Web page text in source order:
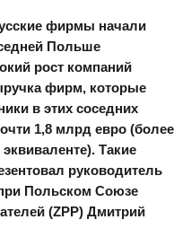
фирмы начали
Польше
рост компаний
фирм, которые
в этих соседних
1,8 млрд евро (более
Такие
руководитель
Польском Союзе
(ZPP) Дмитрий